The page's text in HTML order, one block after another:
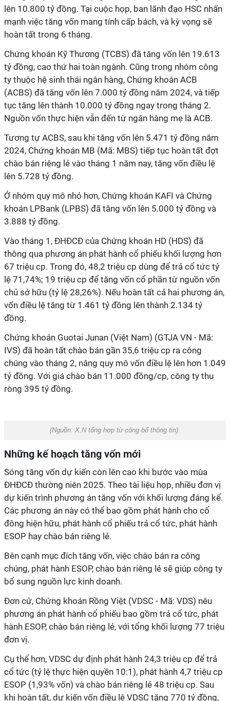
lên 10.800 tỷ đồng. Tại cuộc họp, ban lãnh đạo HSC nhấn
mạnh việc tăng vốn mang tính cấp bách, và kỳ vọng sẽ
hoàn tất trong 6 tháng.
Chứng khoán Kỹ Thương (TCBS) đã tăng vốn lên 19.613
tỷ đồng, cao thứ hai toàn ngành. Cũng trong nhóm công
ty thuộc hệ sinh thái ngân hàng, Chứng khoán ACB
(ACBS) đã tăng vốn lên 7.000 tỷ đồng năm 2024, và tiếp
tục tăng lên thành 10.000 tỷ đồng ngay trong tháng 2.
Nguồn vốn thực hiện vẫn đến từ ngân hàng mẹ là ACB.
Tương tự ACBS, sau khi tăng vốn lên 5.471 tỷ đồng năm
2024, Chứng khoán MB (Mã: MBS) tiếp tục hoàn tất đợt
chào bán riêng lẻ vào tháng 1 năm nay, tăng vốn điều lệ
lên 5.728 tỷ đồng.
Ở nhóm quy mô nhỏ hơn, Chứng khoán KAFI và Chứng
khoán LPBank (LPBS) đã tăng vốn lên 5.000 tỷ đồng và
3.888 tỷ đồng.
Vào tháng 1, ĐHĐCĐ của Chứng khoán HD (HDS) đã
thông qua phương án phát hành cổ phiếu khối lượng hơn
67 triệu cp. Trong đó, 48,2 triệu cp dùng để trả cổ tức tỷ
lệ 71,74%; 19 triệu cp để tăng vốn cổ phần từ nguồn vốn
chủ sở hữu (tỷ lệ 28,26%). Nếu hoàn tất cả hai phương án,
vốn điều lệ tăng từ 1.461 tỷ đồng lên thành 2.134 tỷ
đồng.
Chứng khoán Guotai Junan (Việt Nam) (GTJA VN - Mã:
IVS) đã hoàn tất chào bán gần 35,6 triệu cp ra công
chúng vào tháng 2, nâng quy mô vốn điều lệ lên hơn 1.049
tỷ đồng. Với giá chào bán 11.000 đồng/cp, công ty thu
ròng 395 tỷ đồng.
(Nguồn: X.N tổng hợp từ công bố thông tin).
Những kế hoạch tăng vốn mới
Sóng tăng vốn dự kiến còn lên cao khi bước vào mùa
ĐHĐCĐ thường niên 2025. Theo tài liệu họp, nhiều đơn vị
dự kiến trình phương án tăng vốn với khối lượng đáng kể.
Các phương án này có thể bao gồm phát hành cho cổ
đông hiện hữu, phát hành cổ phiếu trả cổ tức, phát hành
ESOP hay chào bán riêng lẻ.
Bên cạnh mục đích tăng vốn, việc chào bán ra công
chúng, phát hành ESOP, chào bán riêng lẻ sẽ giúp công ty
bổ sung nguồn lực kinh doanh.
Đơn cử, Chứng khoán Rồng Việt (VDSC - Mã: VDS) nêu
phương án phát hành cổ phiếu bao gồm trả cổ tức, phát
hành ESOP, chào bán riêng lẻ, với tổng khối lượng 77 triệu
đơn vị.
Cụ thể hơn, VDSC dự định phát hành 24,3 triệu cp để trả
cổ tức (tỷ lệ thực hiện quyền 10:1), phát hành 4,7 triệu cp
ESOP (1,93% vốn) và chào bán riêng lẻ 48 triệu cp. Sau
khi hoàn tất, dự kiến vốn điều lệ VDSC tăng 770 tỷ đồng,